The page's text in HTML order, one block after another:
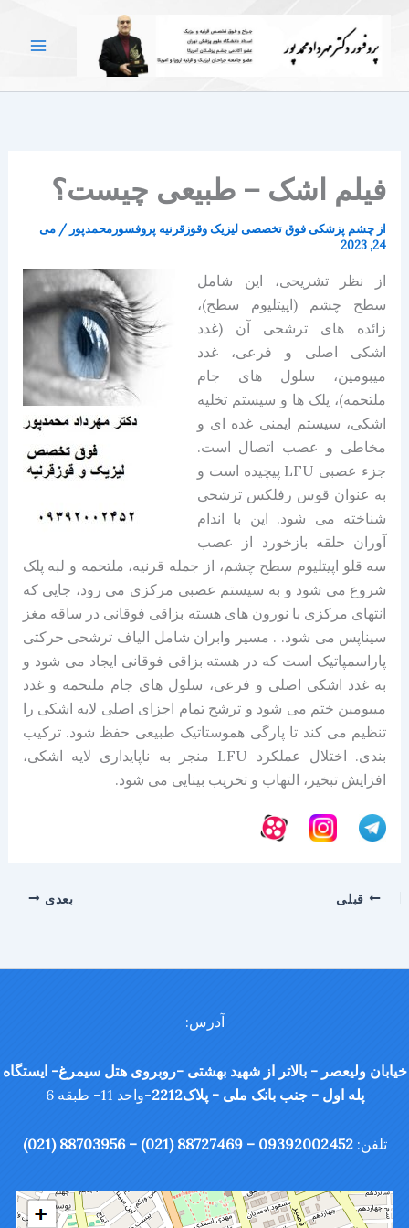
محتوا
فیلم اشک – طبیعی چیست؟
از چشم پزشکی فوق تخصصی لیزیک وقوزقرنیه پروفسورمحمدپور / می
24, 2023
از نظر تشریحی، این شامل
سطح چشم (اپیتلیوم سطح)،
زائده های ترشحی آن (غدد
اشکی اصلی و فرعی، غدد
میبومین، سلول های جام
ملتحمه)، پلک ها و سیستم تخلیه
اشکی، سیستم ایمنی غده ای و
مخاطی و عصب اتصال است.
جزء عصبی LFU پیچیده است و
به عنوان قوس رفلکس ترشحی
شناخته می شود. این با اندام
آوران حلقه بازخورد از عصب
سه قلو اپیتلیوم سطح چشم، از جمله قرنیه، ملتحمه و لبه پلک
شروع می شود و به سیستم عصبی مرکزی می رود، جایی که
انتهای مرکزی با نورون های هسته بزاقی فوقانی در ساقه مغز
سیناپس می شود. . مسیر وابران شامل الیاف ترشحی حرکتی
پاراسمپاتیک است که در هسته بزاقی فوقانی ایجاد می شود و
به غدد اشکی اصلی و فرعی، سلول های جام ملتحمه و غدد
میبومین ختم می شود و ترشح تمام اجزای اصلی لایه اشکی را
تنظیم می کند تا پارگی هموستاتیک طبیعی حفظ شود. ترکیب
بندی. اختلال عملکرد LFU منجر به ناپایداری لایه اشکی،
افزایش تبخیر، التهاب و تخریب بینایی می شود.
قبلی بعدی
آدرس:
خیابان ولیعصر - بالاتر از شهید بهشتی -روبروی هتل سیمرغ- ایستگاه
پله اول - جنب بانک ملی - پلاک2212
-واحد 11- طبقه 6
تلفن:09392002452 – 88727469 (021) – 88703956 (021)